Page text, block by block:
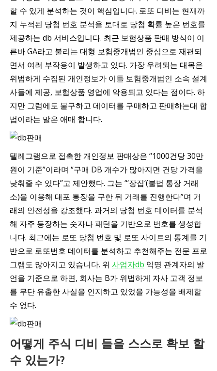
할 수 있게 분석하는 것이 핵심입니다. 로또 디비는 현재까
지 누적된 당첨 번호 분석을 토대로 당첨 확률 높은 번호를
제공하는 db 서비스입니다. 최근 보험상품 판매 방식이 이
른바 GA라고 불리는 대형 보험중개법인 중심으로 재편되
면서 여러 부작용이 발생하고 있다. 가장 우려되는 대목은
위법하게 수집된 개인정보가 이들 보험중개법인 소속 설계
사들에 제공, 보험상품 영업에 악용되고 있다는 점이다. 하
지만 그럼에도 불구하고 데이터를 구매하고 판매하는대 합
법이라는 말은 애매 합니다.
텔레그램으로 접촉한 개인정보 판매상은 “1000건당 30만
원이 기준”이라며 “구매 DB 개수가 많아지면 건당 가격을
낮춰줄 수 있다”고 제안했다. 그는 “‘장집’(불법 통장 거래
소)을 이용해 대포 통장을 구한 뒤 거래를 진행한다”며 거
래의 안전성을 강조했다. 과거의 당첨 번호 데이터를 분석
해 자주 등장하는 숫자나 패턴을 기반으로 번호를 생성합
니다. 최근에는 로또 당첨 번호 및 로또 사이트의 통계를 기
반으로 로또번호 데이터를 분석하고 추천해주는 전문 프로
그램도 많아지고 있습니다. 위 사업자db 익명 관계자의 발
언을 기준으로 하면, 회사는 B가 위법하게 자사 고객 정보
를 무단 유출한 사실을 인지하고 있었을 가능성을 배제할
수 없다.
어떻게 주식 디비 들을 스스로 확보 할
수 있는가?